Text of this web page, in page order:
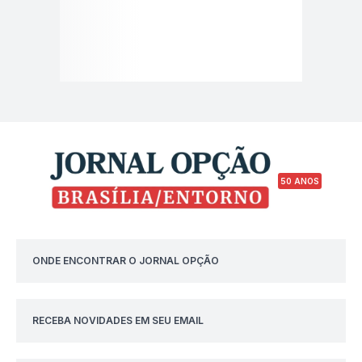
50 ANOS
ONDE ENCONTRAR O JORNAL OPÇÃO
RECEBA NOVIDADES EM SEU EMAIL